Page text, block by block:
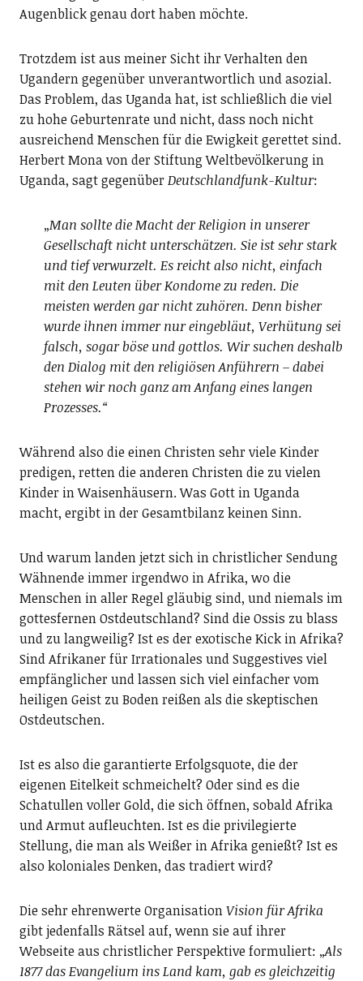
Augenblick genau dort haben möchte.
Trotzdem ist aus meiner Sicht ihr Verhalten den
Ugandern gegenüber unverantwortlich und asozial.
Das Problem, das Uganda hat, ist schließlich die viel
zu hohe Geburtenrate und nicht, dass noch nicht
ausreichend Menschen für die Ewigkeit gerettet sind.
Herbert Mona von der Stiftung Weltbevölkerung in
Uganda, sagt gegenüberDeutschlandfunk-Kultur:
„Man sollte die Macht der Religion in unserer
Gesellschaft nicht unterschätzen. Sie ist sehr stark
und tief verwurzelt. Es reicht also nicht, einfach
mit den Leuten über Kondome zu reden. Die
meisten werden gar nicht zuhören. Denn bisher
wurde ihnen immer nur eingebläut, Verhütung sei
falsch, sogar böse und gottlos. Wir suchen deshalb
den Dialog mit den religiösen Anführern – dabei
stehen wir noch ganz am Anfang eines langen
Prozesses.“
Während also die einen Christen sehr viele Kinder
predigen, retten die anderen Christen die zu vielen
Kinder in Waisenhäusern. Was Gott in Uganda
macht, ergibt in der Gesamtbilanz keinen Sinn.
Und warum landen jetzt sich in christlicher Sendung
Wähnende immer irgendwo in Afrika, wo die
Menschen in aller Regel gläubig sind, und niemals im
gottesfernen Ostdeutschland? Sind die Ossis zu blass
und zu langweilig? Ist es der exotische Kick in Afrika?
Sind Afrikaner für Irrationales und Suggestives viel
empfänglicher und lassen sich viel einfacher vom
heiligen Geist zu Boden reißen als die skeptischen
Ostdeutschen.
Ist es also die garantierte Erfolgsquote, die der
eigenen Eitelkeit schmeichelt? Oder sind es die
Schatullen voller Gold, die sich öffnen, sobald Afrika
und Armut aufleuchten. Ist es die privilegierte
Stellung, die man als Weißer in Afrika genießt? Ist es
also koloniales Denken, das tradiert wird?
Die sehr ehrenwerte OrganisationVision für Afrika
gibt jedenfalls Rätsel auf, wenn sie auf ihrer
Webseite aus christlicher Perspektive formuliert: „Als
1877 das Evangelium ins Land kam, gab es gleichzeitig